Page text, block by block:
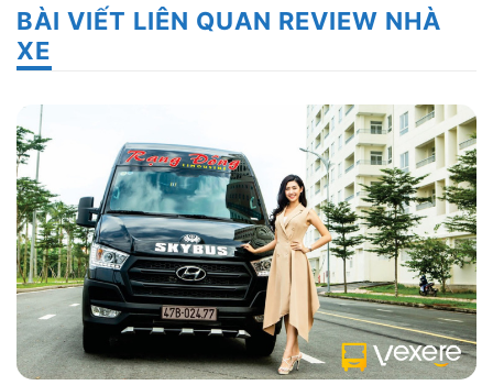
BÀI VIẾT LIÊN QUAN REVIEW NHÀ
XE